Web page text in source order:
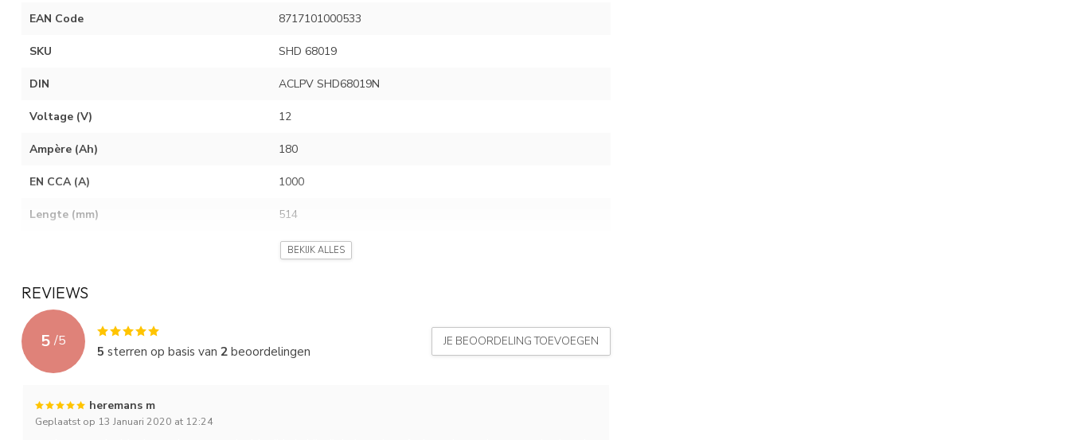
EAN Code 8717101000533
SKU SHD 68019
DIN ACLPV SHD68019N
Voltage (V) 12
Ampère (Ah) 180
EN CCA (A) 1000
Lengte (mm) 514
218
Gewicht (Kg)
Layout 3
Terminal
Holddown
BEKIJK ALLES
REVIEWS
5 /5
5 sterren op basis van 2beoordelingen
JE BEOORDELING TOEVOEGEN
heremans m
Geplaatst op 13 Januari 2020 at 12:24